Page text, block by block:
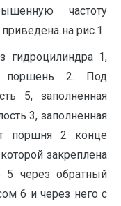
частоту
на рис.1.
гидроцилиндра 1,
поршень 2. Под
5, заполненная
3, заполненная
поршня 2 конце
закреплена
5 через обратный
6 и через него с